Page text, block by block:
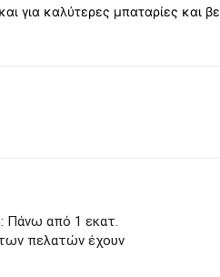
για καλύτερες μπαταρίες και
Πάνω από 1 εκατ.
πελατών έχουν